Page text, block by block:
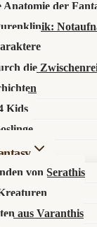
Anatomie der
die
Kids
von Serathis
aus Varanthis